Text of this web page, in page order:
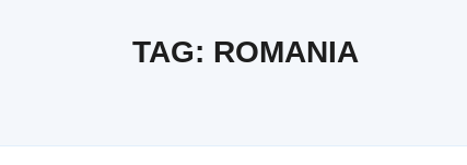
TAG: ROMANIA